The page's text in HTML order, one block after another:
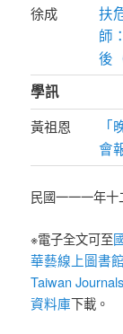
徐成
扶
師
後
學訊
黃祖恩
會
民國一一一年十
※電子全文可至
華藝線上圖書館
Taiwan
資料庫下載。